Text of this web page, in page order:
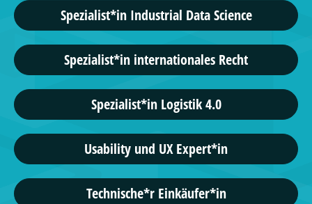
Spezialist*in Industrial Data Science
Spezialist*in internationales Recht
Spezialist*in Logistik 4.0
Usability und UX Expert*in
Technische*r Einkäufer*in